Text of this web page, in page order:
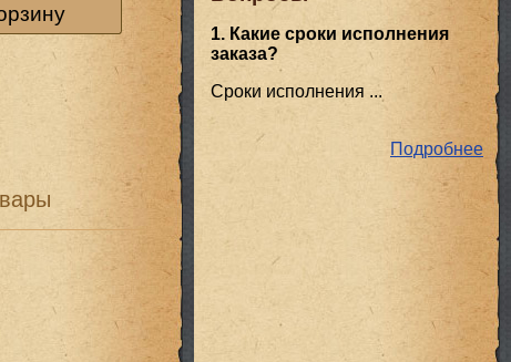
1. Какие сроки исполнения
заказа?
Сроки исполнения ...
Подробнее